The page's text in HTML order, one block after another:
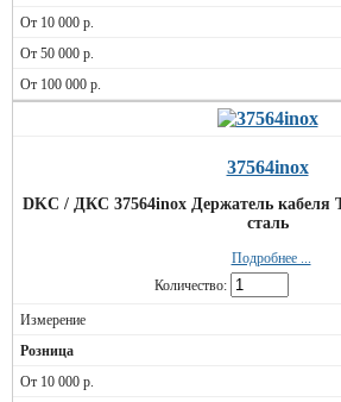
37564inox
DKC / ДКС 37564inox Держатель кабеля
сталь
Подробнее ...
Количество: